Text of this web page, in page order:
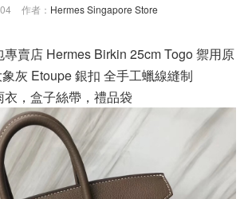
作者： Hermes Singapore Store
賣店 Hermes Birkin 25cm Togo 禦用原
灰 Etoupe 銀扣 全手工蠟線縫制
，盒子絲帶，禮品袋